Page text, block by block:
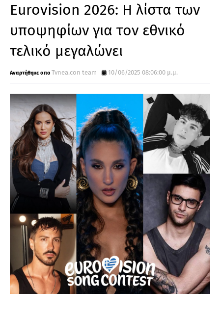
Eurovision 2026: Η λίστα των
υποψηφίων για τον εθνικό
τελικό μεγαλώνει
Tvnea.con team 10/06/2025 08:06:00 μ.μ.